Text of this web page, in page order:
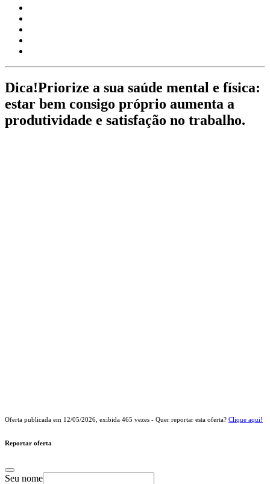
Dica!Priorize a sua saúde mental e física:
estar bem consigo próprio aumenta a
produtividade e satisfação no trabalho.
Oferta publicada em 12/05/2026 , exibida 465 vezes - Quer reportar esta oferta? Clique aqui!
Reportar oferta
Seu nome